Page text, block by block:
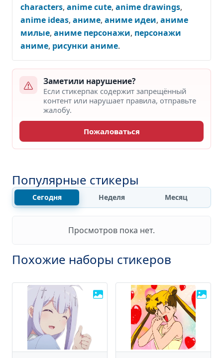
characters, anime cute, anime drawings,
anime ideas, аниме, аниме идеи, аниме
милые, аниме персонажи, персонажи
аниме, рисунки аниме.
Заметили нарушение?
Если стикерпак содержит запрещённый
контент или нарушает правила, отправьте
жалобу.
Пожаловаться
Популярные стикеры
Сегодня Неделя Месяц
Просмотров пока нет.
Похожие наборы стикеров